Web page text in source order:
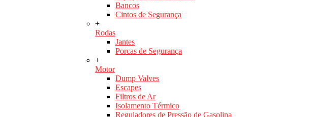
Bancos
Cintos de Segurança
+
Rodas
Jantes
Porcas de Segurança
+
Motor
Dump Valves
Escapes
Filtros de Ar
Isolamento Térmico
Reguladores de Pressão de Gasolina